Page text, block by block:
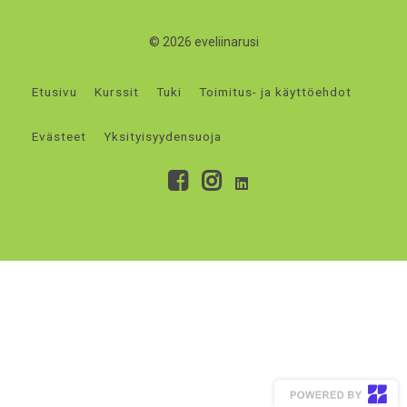
© 2026 eveliinarusi
Etusivu Kurssit Tuki Toimitus- ja käyttöehdot
Evästeet Yksityisyydensuoja